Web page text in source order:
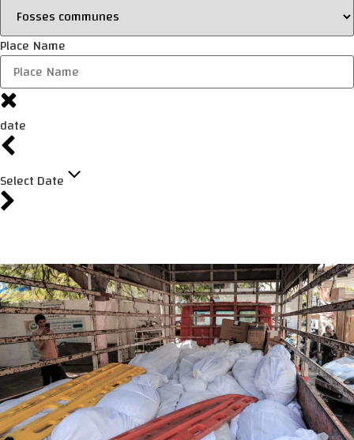
Place Name
date
Select Date